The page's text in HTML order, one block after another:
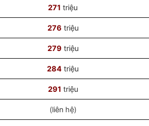
271 triệu
276 triệu
279 triệu
284 triệu
291 triệu
(liên hệ)